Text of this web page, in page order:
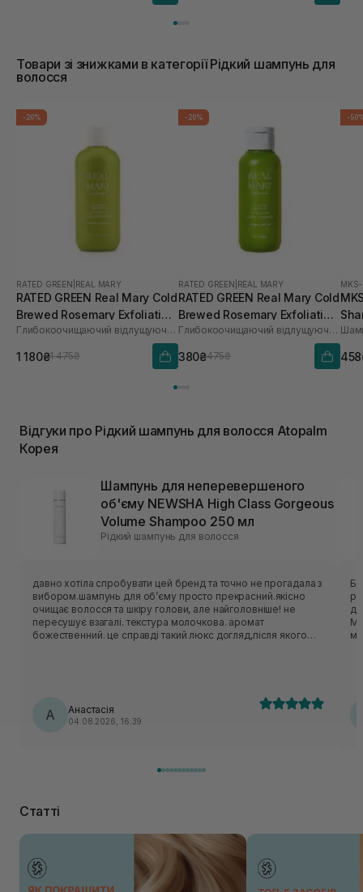
Товари зі знижками в категорії Рідкий шампунь для
волосся
-20%
RATED GREEN REAL MARY
RATED GREEN Real Mary Cold
Brewed Rosemary Exfoliating
Scalp Shampoo 400 ml
Глибокоочищаючий відлущуючий шампунь з соком розмарину
1 180₴1 475₴
-20%
RATED GREEN REAL MARY
RATED GREEN Real Mary Cold
Brewed Rosemary Exfoliating
Scalp Shampoo 100 мл
Глибокоочищаючий відлущуючий шампунь з соком розмарину
380₴475₴
-
Відгуки про Рідкий шампунь для волосся Atopalm
Корея
Шампунь для неперевершеного
об'єму NEWSHA High Class Gorgeous
Volume Shampoo 250 мл
Рідкий шампунь для волосся
давно хотіла спробувати цей бренд та точно не прогадала з
вибором.шампунь для обʼєму просто прекрасний.якісно
очищає волосся та шкіру голови, але найголовніше! не
пересушує взагалі. текстура молочкова. аромат
божественний. це справді такий люкс догляд,після якого
А Анастасія
04.08.2026, 16:39
Статті